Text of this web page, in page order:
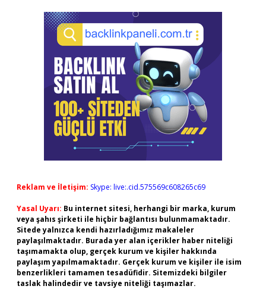
Reklam ve İletişim: Skype: live:.cid.575569c608265c69
Yasal Uyarı: Bu internet sitesi, herhangi bir marka, kurum
veya şahıs şirketi ile hiçbir bağlantısı bulunmamaktadır.
Sitede yalnızca kendi hazırladığımız makaleler
paylaşılmaktadır. Burada yer alan içerikler haber niteliği
taşımamakta olup, gerçek kurum ve kişiler hakkında
paylaşım yapılmamaktadır. Gerçek kurum ve kişiler ile isim
benzerlikleri tamamen tesadüfidir. Sitemizdeki bilgiler
taslak halindedir ve tavsiye niteliği taşımazlar.